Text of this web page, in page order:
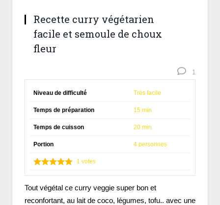
Recette curry végétarien
facile et semoule de choux
fleur
1
Niveau de difficulté Très facile
Temps de préparation 15 min
Temps de cuisson 20 min
Portion 4 personnes
1 votes
Tout végétal ce curry veggie super bon et
reconfortant, au lait de coco, légumes, tofu.. avec une